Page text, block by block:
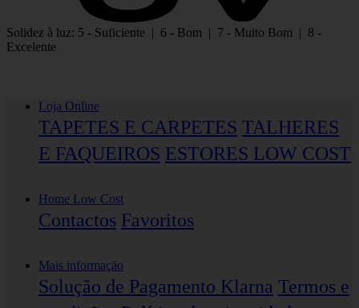
Solidez à luz: 5 - Suficiente | 6 - Bom | 7 - Muito Bom | 8 -
Excelente
Loja Online
TAPETES E CARPETES TALHERES
E FAQUEIROS ESTORES LOW COST
Home Low Cost
Contactos Favoritos
Mais informação
Solução de Pagamento Klarna Termos e